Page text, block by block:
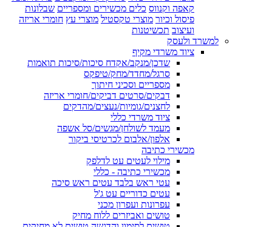
קאפה וקנווס כלים מכשירים ומספריים שבלונות
פיסול וכיור מוצרי טקסטיל מוצרי עץ חומרי אריזה
ועיצוב תכשיטנות
למשרד ולעסק
ציוד משרדי מקיף
שדכן/מנקב/אקדח סיכות/סיכות תואמות
סרגל/מחדד/מחק/טיפקס
מספריים וסכיני חיתוך
דבקים/סרטים דביקים/חומרי אריזה
לחצנים/גומיות/נעצים/מהדקים
ציוד משרדי כללי
מעמד לשולחן/מגשים/סל אשפה
אלפון/אלבום לכרטיסי ביקור
מכשירי כתיבה
מילוי לעטים עט לדלפק
מכשירי כתיבה - כללי
עטי ראש בלבד עטים ראש סיכה
עטים כדוריים עט ג'ל
עפרונות ועפרון מכני
טושים ואביזרים ללוח מחיק